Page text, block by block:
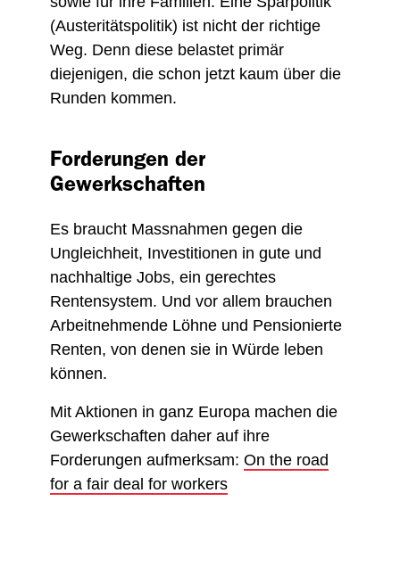
(Austeritätspolitik) ist nicht der richtige
Weg. Denn diese belastet primär
diejenigen, die schon jetzt kaum über die
Runden kommen.
Forderungen der
Gewerkschaften
Es braucht Massnahmen gegen die
Ungleichheit, Investitionen in gute und
nachhaltige Jobs, ein gerechtes
Rentensystem. Und vor allem brauchen
Arbeitnehmende Löhne und Pensionierte
Renten, von denen sie in Würde leben
können.
Mit Aktionen in ganz Europa machen die
Gewerkschaften daher auf ihre
Forderungen aufmerksam: On the road
for a fair deal for workers